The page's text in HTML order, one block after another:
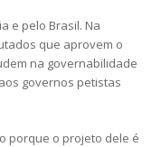
e pelo Brasil. Na
que aprovem o
na governabilidade
governos petistas
porque o projeto dele é